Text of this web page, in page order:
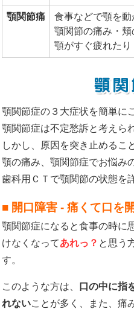
顎関節痛
食事などで顎を動
顎関節の痛み・頬
顎がすぐ疲れたり
顎関節症の３大症状を簡単に
顎関節症は不定愁訴と考えら
しかし、原因を突き止めるこ
顎の痛み、顎関節症でお悩み
歯科用ＣＴで顎関節の状態を
■ 開口障害 - 痛くて口を
顎関節症になると食事の時に
けなくなってあれっ？ と思う
す。
このような方は、
口の中に指
れないことが多く、また、痛